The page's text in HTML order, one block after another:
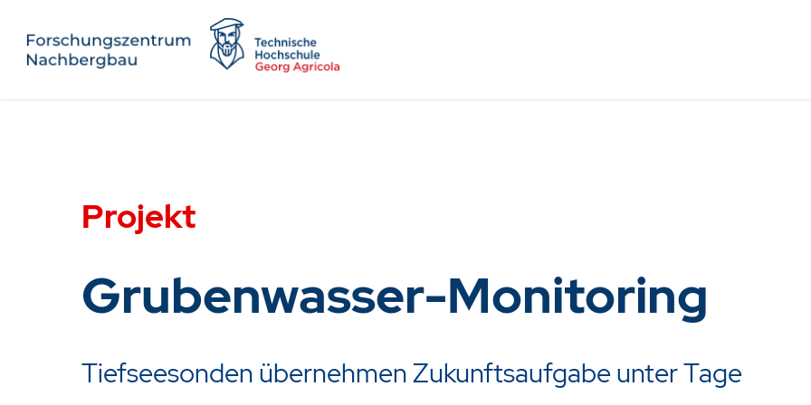
Projekt
Grubenwasser-Monitoring
Tiefseesonden übernehmen Zukunftsaufgabe unter Tage